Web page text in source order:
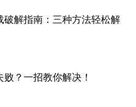
破解指南：三种方法轻松解
？一招教你解决！